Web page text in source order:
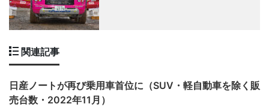
関連記事
日産ノートが再び乗用車首位に（SUV・軽自動車を除く販
売台数・2022年11月）